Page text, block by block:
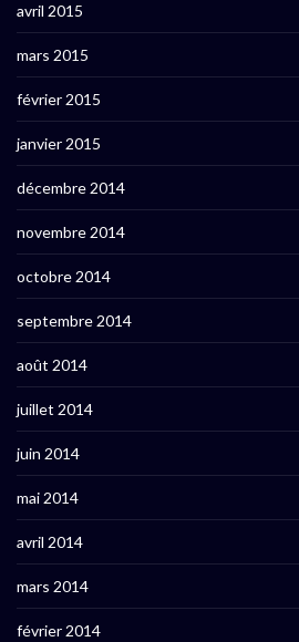
avril 2015
mars 2015
février 2015
janvier 2015
décembre 2014
novembre 2014
octobre 2014
septembre 2014
août 2014
juillet 2014
juin 2014
mai 2014
avril 2014
mars 2014
février 2014